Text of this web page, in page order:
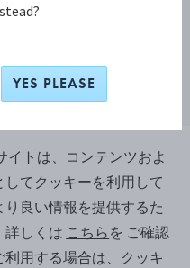
2026 イヤー
イトは、コンテンツおよ
てクッキーを利用して
良い情報を提供するた
詳しくは こちらを ご確認
用する場合は、クッキ
YES PLEASE